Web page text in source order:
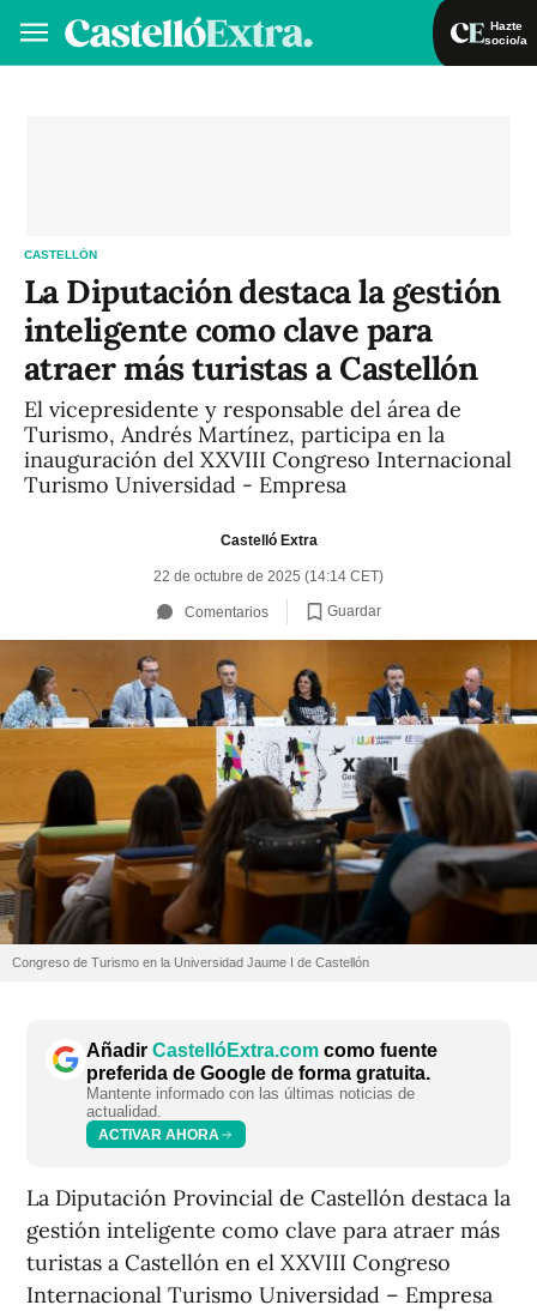
Hazte
socio/a
CASTELLÓN
La Diputación destaca la gestión
inteligente como clave para
atraer más turistas a Castellón
El vicepresidente y responsable del área de
Turismo, Andrés Martínez, participa en la
inauguración del XXVIII Congreso Internacional
Turismo Universidad - Empresa
Castelló Extra
22 de octubre de 2025 (14:14 CET)
Comentarios Guardar
Congreso de Turismo en la Universidad Jaume I de Castellón
Añadir CastellóExtra.com como fuente
preferida de Google de forma gratuita.
Mantente informado con las últimas noticias de
actualidad.
ACTIVAR AHORA
La Diputación Provincial de Castellón destaca la
gestión inteligente como clave para atraer más
turistas a Castellón en el XXVIII Congreso
Internacional Turismo Universidad – Empresa